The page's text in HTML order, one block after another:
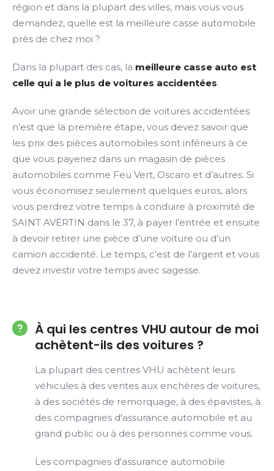
région et dans la plupart des villes, mais vous vous
demandez, quelle est la meilleure casse automobile
près de chez moi ?
Dans la plupart des cas, la meilleure casse auto est
celle qui a le plus de voitures accidentées.
Avoir une grande sélection de voitures accidentées
n’est que la première étape, vous devez savoir que
les prix des pièces automobiles sont inférieurs à ce
que vous payeriez dans un magasin de pièces
automobiles comme Feu Vert, Oscaro et d’autres. Si
vous économisez seulement quelques euros, alors
vous perdrez votre temps à conduire à proximité de
SAINT AVERTIN dans le 37, à payer l’entrée et ensuite
à devoir retirer une pièce d’une voiture ou d’un
camion accidenté. Le temps, c’est de l’argent et vous
devez investir votre temps avec sagesse.
À qui les centres VHU autour de moi
achètent-ils des voitures ?
La plupart des centres VHU achètent leurs
véhicules à des ventes aux enchères de voitures,
à des sociétés de remorquage, à des épavistes, à
des compagnies d'assurance automobile et au
grand public ou à des personnes comme vous.
Les compagnies d'assurance automobile